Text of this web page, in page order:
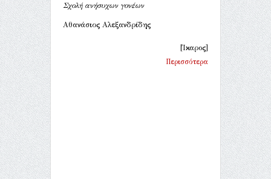
Σχολή ανήσυχων γονέων
Αθανάσιος Αλεξανδρίδης
[Ίκαρος]
Περισσότερα